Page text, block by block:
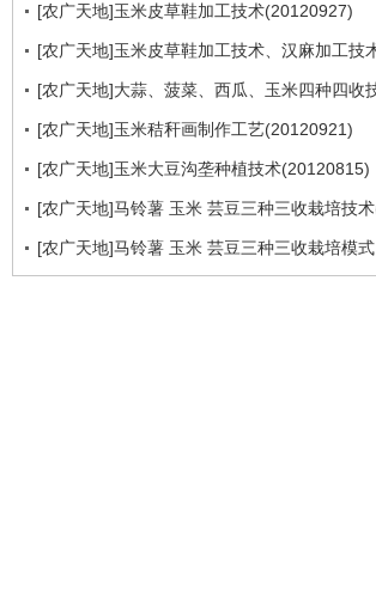
[农广天地]玉米皮草鞋加工技术(20120927)
[农广天地]玉米皮草鞋加工技术、汉麻加工技
[农广天地]大蒜、菠菜、西瓜、玉米四种四收
[农广天地]玉米秸秆画制作工艺(20120921)
[农广天地]玉米大豆沟垄种植技术(20120815)
[农广天地]马铃薯 玉米 芸豆三种三收栽培技
[农广天地]马铃薯 玉米 芸豆三种三收栽培模